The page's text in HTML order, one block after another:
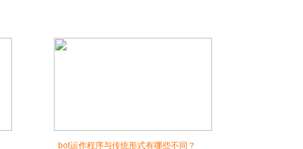
bot运作程序与传统形式有哪些不同？